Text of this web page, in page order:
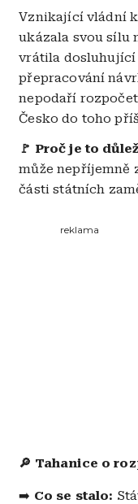
Vznikající vládní
ukázala svou sílu
vrátila dosluhující
přepracování
nepodaří
Česko do toho
🚩 Proč je to
může nepříjemně
části státních
reklama
🔎 Tahanice o
➡️ Co se stalo: